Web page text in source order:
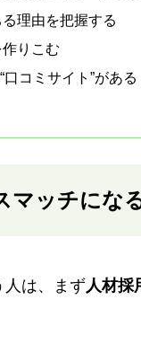
理由を把握する
りこむ
コミサイト”がある
マッチにな
人は、まず人材採